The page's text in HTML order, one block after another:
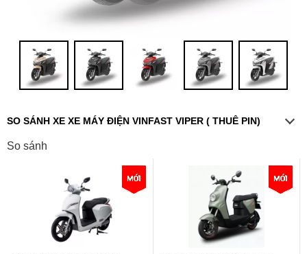
SO SÁNH XE XE MÁY ĐIỆN VINFAST VIPER ( THUÊ PIN)
So sánh